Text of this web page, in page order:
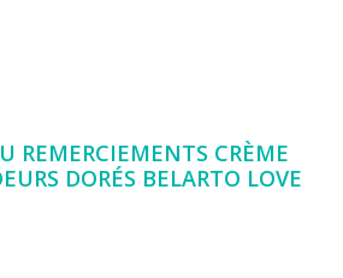
REMERCIEMENTS CRÈME
DORÉS BELARTO LOVE